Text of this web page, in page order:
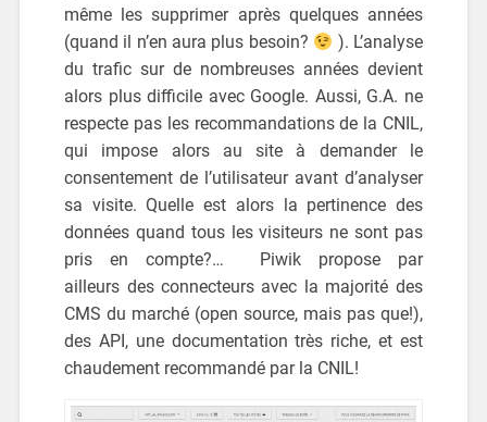
même les supprimer après quelques années
(quand il n’en aura plus besoin?
). L’analyse
du trafic sur de nombreuses années devient
alors plus difficile avec Google. Aussi, G.A. ne
respecte pas les recommandations de la CNIL,
qui impose alors au site à demander le
consentement de l’utilisateur avant d’analyser
sa visite. Quelle est alors la pertinence des
données quand tous les visiteurs ne sont pas
pris en compte?… Piwik propose par
ailleurs des connecteurs avec la majorité des
CMS du marché (open source, mais pas que!),
des API, une documentation très riche, et est
chaudement recommandé par la CNIL!